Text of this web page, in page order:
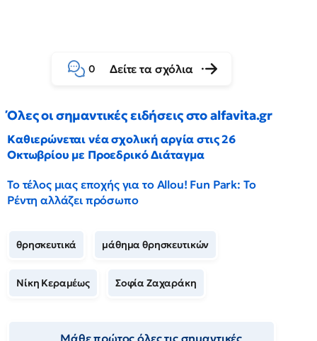
0 Δείτε τα σχόλια
Όλες οι σημαντικές ειδήσεις στο alfavita.gr
Καθιερώνεται νέα σχολική αργία στις 26
Οκτωβρίου με Προεδρικό Διάταγμα
Το τέλος μιας εποχής για το Allou! Fun Park: Το
Ρέντη αλλάζει πρόσωπο
θρησκευτικά μάθημα θρησκευτικών
Νίκη Κεραμέως Σοφία Ζαχαράκη
Μάθε πρώτος όλες τις σημαντικές